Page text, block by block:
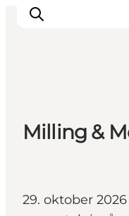
Det sker
Spis, drik og
Find vej
Milling &
29. oktober